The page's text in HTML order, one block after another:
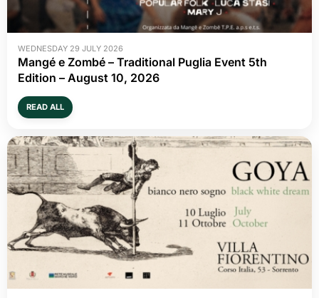
WEDNESDAY 29 JULY 2026
Mangé e Zombé – Traditional Puglia Event 5th
Edition – August 10, 2026
READ ALL